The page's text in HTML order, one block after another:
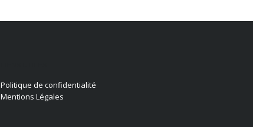
Politique de confidentialité
Mentions Légales